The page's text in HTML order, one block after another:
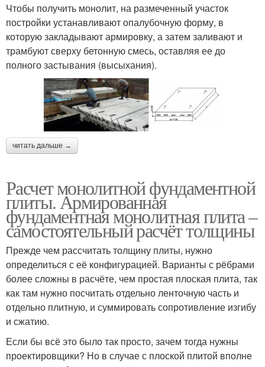
Чтобы получить монолит, на размеченный участок
постройки устанавливают опалубочную форму, в
которую закладывают армировку, а затем заливают и
трамбуют сверху бетонную смесь, оставляя ее до
полного застывания (высыхания).
читать дальше →
Расчет монолитной фундаментной
плиты. Армированная
фундаментная монолитная плита –
самостоятельный расчёт толщины
Прежде чем рассчитать толщину плиты, нужно
определиться с её конфигурацией. Варианты с рёбрами
более сложны в расчёте, чем простая плоская плита, так
как там нужно посчитать отдельно ленточную часть и
отдельно плитную, и суммировать сопротивление изгибу
и сжатию.
Если бы всё это было так просто, зачем тогда нужны
проектировщики? Но в случае с плоской плитой вполне